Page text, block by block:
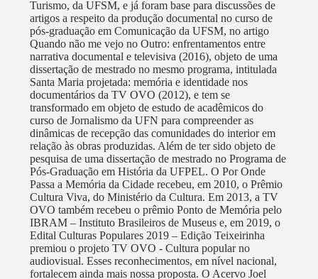
http://instagram.com/tvovosm). Em 2013, a TV OVO
também foi parte do projeto DIZ AÍ FRONTEIRAS,
promovido pela área de Mobilização e Articulação
Comunitária do Canal Futura, com o objetivo de
articular e capacitar jovens para o audiovisual,
fomentar o protagonismo e a atuação cidadã das
cidades de Uruguaiana e Santana do Livramento no
Brasil, Paso de Los Libres na Argentina e Rivera no
Uruguai. (Confira mais em http://tvovo.org/tag/diz-ai-
fronteiras/). Em 2017, a TV OVO participou da
realização da Mostra Cultural Olhares (FAC-RS
Regional 2016), projeto realizado nas cidades de
Alegria, Três de Maio e Independência, que teve o
objetivo de levar aos municípios da região noroeste
do estado oficinas de audiovisual, danças tradicionais,
teatro, música para educadores, sessões de cinema,
Turismo, da UFSM, e já foram base para discussões de
artigos a respeito da produção documental no curso de
pós-graduação em Comunicação da UFSM, no artigo
Quando não me vejo no Outro: enfrentamentos entre
narrativa documental e televisiva (2016), objeto de uma
dissertação de mestrado no mesmo programa, intitulada
Santa Maria projetada: memória e identidade nos
documentários da TV OVO (2012), e tem se
transformado em objeto de estudo de acadêmicos do
curso de Jornalismo da UFN para compreender as
dinâmicas de recepção das comunidades do interior em
relação às obras produzidas. Além de ter sido objeto de
pesquisa de uma dissertação de mestrado no Programa de
Pós-Graduação em História da UFPEL. O Por Onde
Passa a Memória da Cidade recebeu, em 2010, o Prêmio
Cultura Viva, do Ministério da Cultura. Em 2013, a TV
OVO também recebeu o prêmio Ponto de Memória pelo
IBRAM – Instituto Brasileiros de Museus e, em 2019, o
Edital Culturas Populares 2019 – Edição Teixeirinha
premiou o projeto TV OVO - Cultura popular no
audiovisual. Esses reconhecimentos, em nível nacional,
fortalecem ainda mais nossa proposta. O Acervo Joel